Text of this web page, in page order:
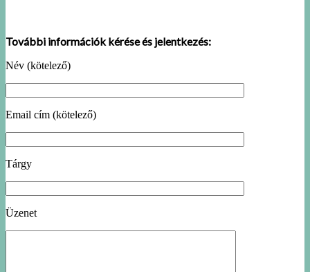
További információk kérése és jelentkezés:
Név (kötelező)
Email cím (kötelező)
Tárgy
Üzenet